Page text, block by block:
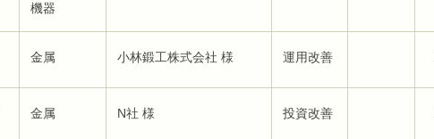
機器
金属 小林鍛工株式会社 様 運用改善
金属 N社 様 投資改善